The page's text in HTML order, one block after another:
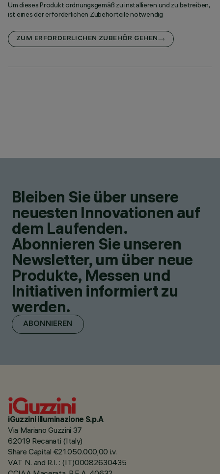
Um dieses Produkt ordnungsgemäß zu installieren und zu betreiben,
ist eines der erforderlichen Zubehörteile notwendig
ZUM ERFORDERLICHEN ZUBEHÖR GEHEN
Bleiben Sie über unsere
neuesten Innovationen auf
dem Laufenden.
Abonnieren Sie unseren
Newsletter, um über neue
Produkte, Messen und
Initiativen informiert zu
werden.
ABONNIEREN
iGuzzini illuminazione S.p.A
Via Mariano Guzzini 37
62019 Recanati (Italy)
Share Capital €21.050.000,00 i.v.
VAT N. and R.I. : (IT)00082630435